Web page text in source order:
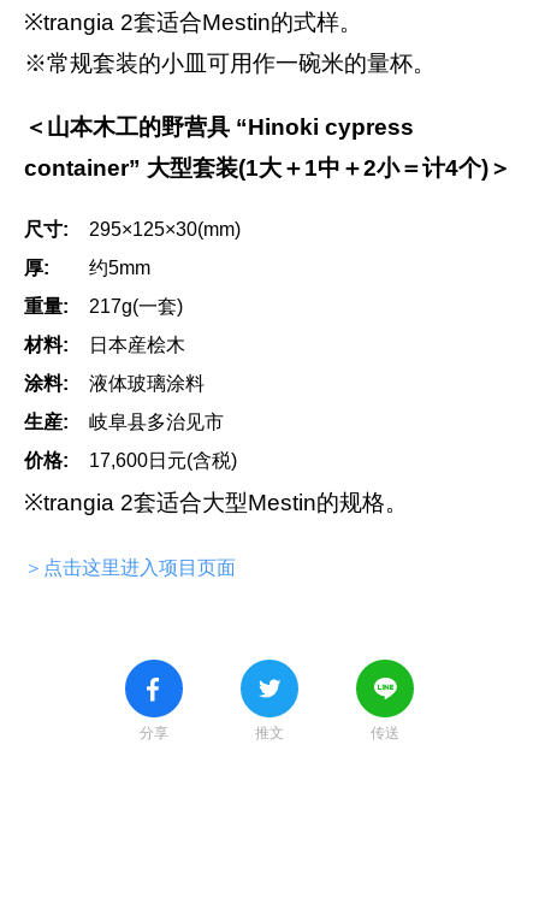
※trangia 2套适合Mestin的式样。
※常规套装的小皿可用作一碗米的量杯。
＜山本木工的野营具 “Hinoki cypress
container” 大型套装(1大＋1中＋2小＝计4个)＞
尺寸:
295×125×30(mm)
厚:
约5mm
重量:
217g(一套)
材料:
日本産桧木
涂料:
液体玻璃涂料
生産:
岐阜县多治见市
价格:
17,600日元(含税)
※trangia 2套适合大型Mestin的规格。
＞点击这里进入项目页面
分享 推文 传送